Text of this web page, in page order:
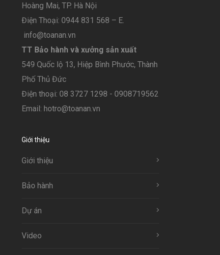
Hoàng Mai, TP. Hà Nội
Điện Thoại: 0944 831 568 – E.
info@toanan.vn
TT Bảo hành và xưởng sản xuất
549 Quốc lộ 13, Hiệp Bình Phước, Thành
Phố Thủ Đức
Điện thoại: 08 3727 1298 - 0908719562
Email: hotro@toanan.vn
Giới thiệu
Giới thiệu
Bảo hành
Dự án
Video